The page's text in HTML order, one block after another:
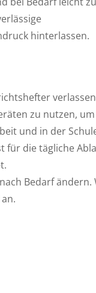
hinterlassen.
zu nutzen,
und in der
für die tägliche
Bedarf ändern.